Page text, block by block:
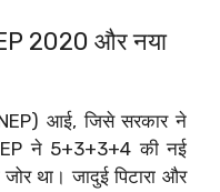
2020 और नया
(NEP) आई, जिसे सरकार ने
NEP ने 5+3+3+4 की नई
था। जादुई पिटारा और